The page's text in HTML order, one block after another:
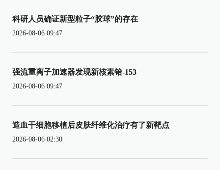
科研人员确证新型粒子“胶球”的存在
2026-08-06 09:47
强流重离子加速器发现新核素铪-153
2026-08-06 09:47
造血干细胞移植后皮肤纤维化治疗有了新靶点
2026-08-06 02:30